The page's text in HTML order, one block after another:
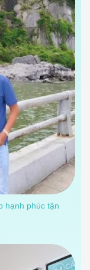
hạnh phúc tận